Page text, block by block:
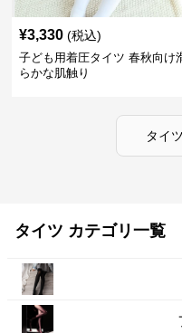
¥3,330 (税込)
子ども用着圧タイツ 春秋向け
らかな肌触り
タイツ
タイツ カテゴリ一覧